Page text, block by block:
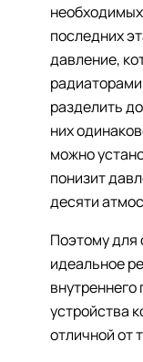
последних
давление,
разделить
них
можно
понизит
десяти
Поэтому
идеальное
внутреннего
устройства
отличной от